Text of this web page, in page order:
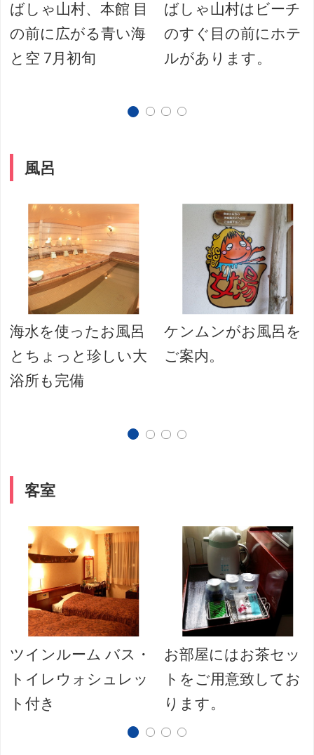
ばしゃ山村、本館 目
の前に広がる青い海
と空 7月初旬
ばしゃ山村はビーチ
のすぐ目の前にホテ
ルがあります。
風呂
海水を使ったお風呂
とちょっと珍しい大
浴所も完備
ケンムンがお風呂を
ご案内。
客室
ツインルーム バス・
トイレウォシュレッ
ト付き
お部屋にはお茶セッ
トをご用意致してお
ります。